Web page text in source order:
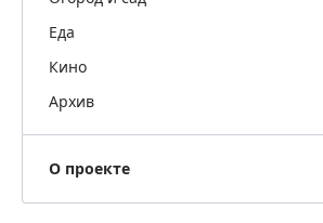
Еда
Кино
Архив
О проекте